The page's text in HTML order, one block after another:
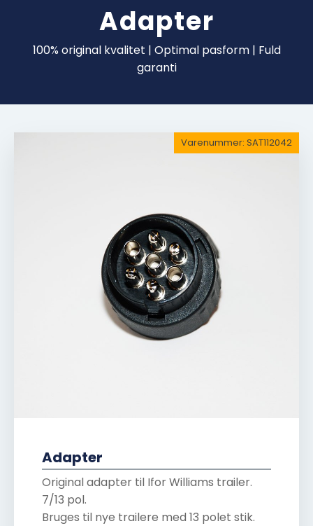
Adapter
100% original kvalitet | Optimal pasform | Fuld
garanti
Adapter
Original adapter til Ifor Williams trailer.
7/13 pol.
Bruges til nye trailere med 13 polet stik.
Varenummer: SAT112042